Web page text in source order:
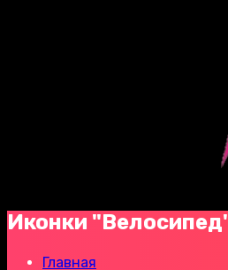
Иконки
Главная